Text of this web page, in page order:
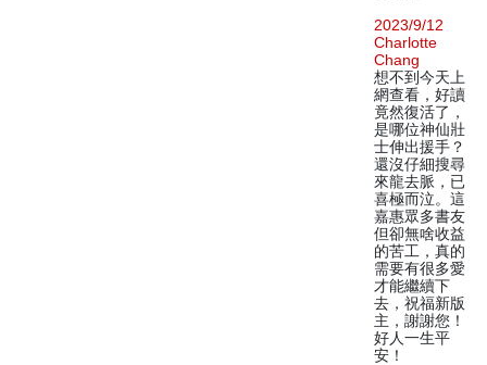
2023/9/12
Charlotte
Chang
想不到今天上
網查看，好讀
竟然復活了，
是哪位神仙壯
士伸出援手？
還沒仔細搜尋
來龍去脈，已
喜極而泣。這
嘉惠眾多書友
但卻無啥收益
的苦工，真的
需要有很多愛
才能繼續下
去，祝福新版
主，謝謝您！
好人一生平
安！